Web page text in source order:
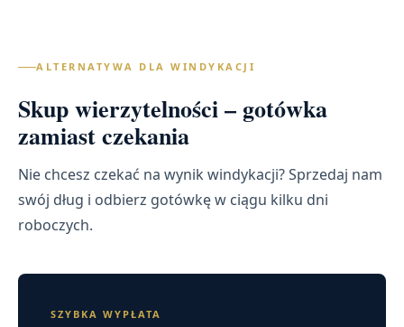
ALTERNATYWA DLA WINDYKACJI
Skup wierzytelności – gotówka
zamiast czekania
Nie chcesz czekać na wynik windykacji? Sprzedaj nam
swój dług i odbierz gotówkę w ciągu kilku dni
roboczych.
SZYBKA WYPŁATA